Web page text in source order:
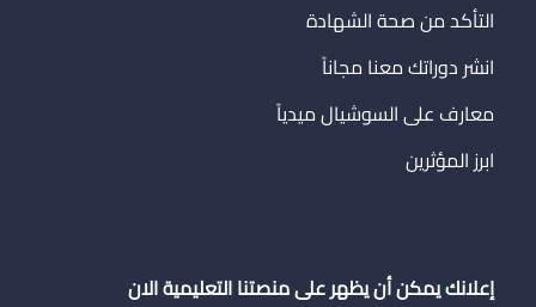
التأكد من صحة الشهادة
انشر دوراتك معنا مجاناً
معارف على السوشيال ميدياً
ابرز المؤثرين
إعلانك يمكن أن يظهر على منصتنا التعليمية الان